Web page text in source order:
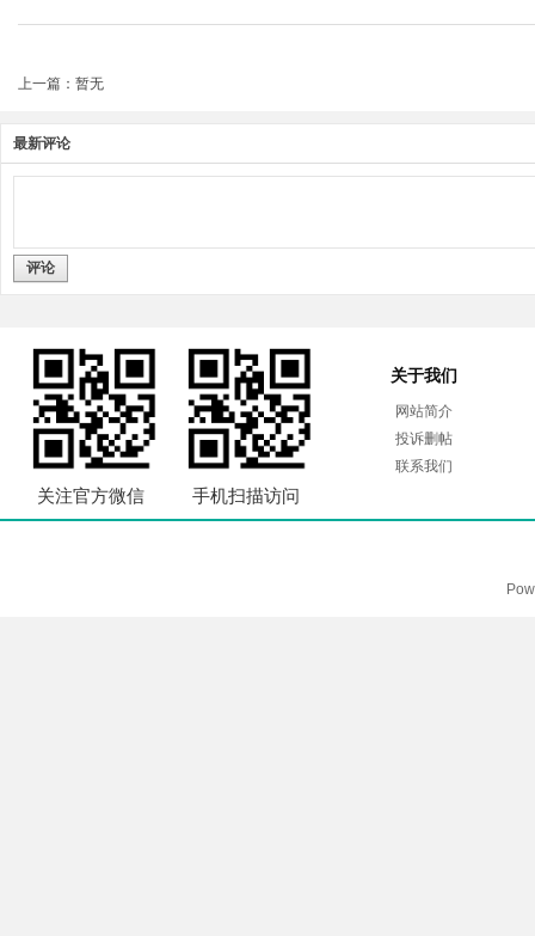
上一篇：暂无
最新评论
评论
关注官方微信 手机扫描访问
关于我们
网站简介
投诉删帖
联系我们